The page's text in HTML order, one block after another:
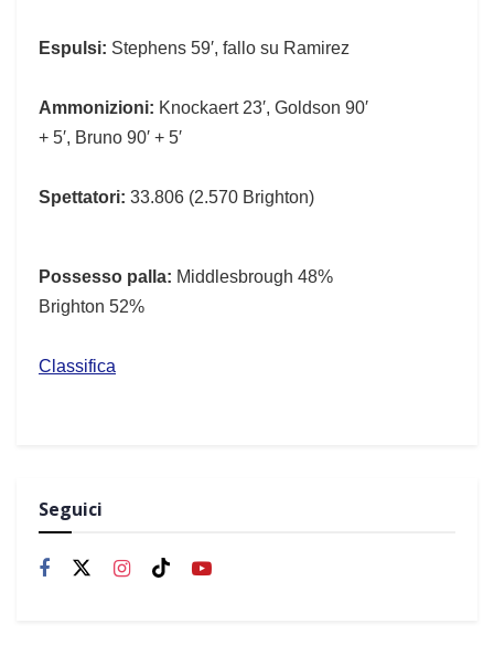
Espulsi: Stephens 59′, fallo su Ramirez
Ammonizioni: Knockaert 23′, Goldson 90′
+ 5′, Bruno 90′ + 5′
Spettatori: 33.806 (2.570 Brighton)
Possesso palla: Middlesbrough 48%
Brighton 52%
Classifica
Seguici